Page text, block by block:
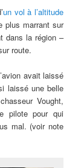
un vol à l’altitude
plus marrant sur
dans la région –
route.
avait laissé
laissé une belle
Vought,
pilote pour qui
mal. (voir note